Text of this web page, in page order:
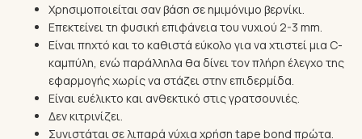
Χρησιμοποιείται σαν βάση σε ημιμόνιμο βερνίκι.
Επεκτείνει τη φυσική επιφάνεια του νυχιού 2-3 mm.
Είναι πηχτό και το καθιστά εύκολο για να χτιστεί μια C-
καμπύλη, ενώ παράλληλα θα δίνει τον πλήρη έλεγχο της
εφαρμογής χωρίς να στάζει στην επιδερμίδα.
Είναι ευέλικτο και ανθεκτικό στις γρατσουνιές.
Δεν κιτρινίζει.
Συνιστάται σε λιπαρά νύχια χρήση tape bond πρώτα.